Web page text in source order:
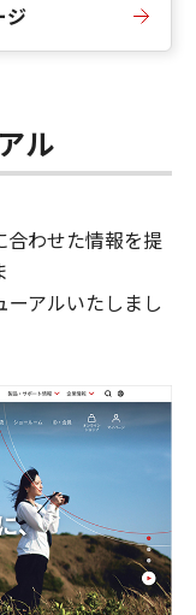
ジ
ル
わせた情報を提
ーアルいたしまし